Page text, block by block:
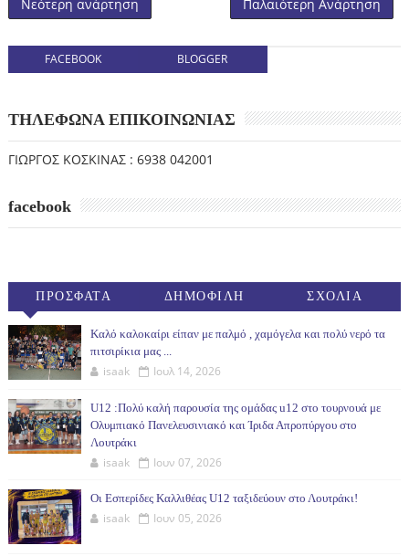
Νεότερη ανάρτηση Παλαιότερη Ανάρτηση
FACEBOOK BLOGGER
ΤΗΛΕΦΩΝΑ ΕΠΙΚΟΙΝΩΝΙΑΣ
ΓΙΩΡΓΟΣ ΚΟΣΚΙΝΑΣ : 6938 042001
facebook
ΠΡΟΣΦΑΤΑ ΔΗΜΟΦΙΛΗ ΣΧΟΛΙΑ
Καλό καλοκαίρι είπαν με παλμό , χαμόγελα και πολύ νερό τα
πιτσιρίκια μας ...
isaak Ιουλ 14, 2026
U12 :Πολύ καλή παρουσία της ομάδας u12 στο τουρνουά με
Ολυμπιακό Πανελευσινιακό και Ίριδα Απροπύργου στο
Λουτράκι
isaak Ιουν 07, 2026
Οι Εσπερίδες Καλλιθέας U12 ταξιδεύουν στο Λουτράκι!
isaak Ιουν 05, 2026